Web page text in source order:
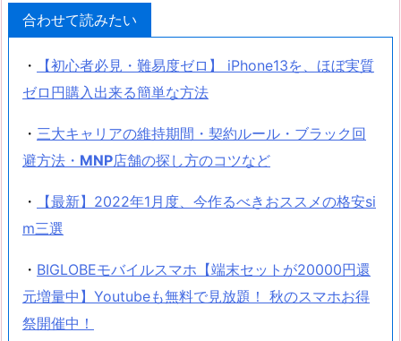
合わせて読みたい
・
【初心者必見・難易度ゼロ】 iPhone13を、ほぼ実質
ゼロ円購入出来る簡単な方法
・ 三大キャリアの維持期間・契約ルール・ブラック回
避方法・ MNP店舗の探し方のコツなど
・
【最新】2022年1月度、今作るべきおススメの格安si
m三選
・ BIGLOBEモバイルスマホ【端末セットが20000円還
元増量中】Youtubeも無料で見放題！ 秋のスマホお得
祭開催中！